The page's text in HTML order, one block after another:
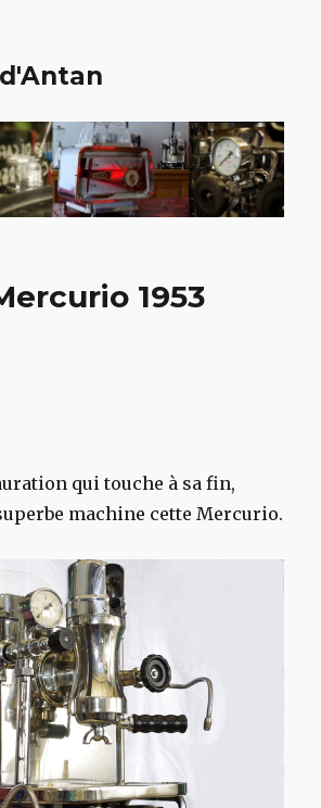
1953
qui touche à sa fin,
machine cette Mercurio.